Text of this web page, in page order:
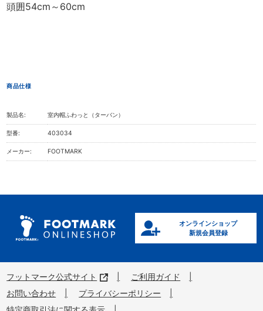
頭囲54cm～60cm
商品仕様
製品名: 室内帽ふわっと（ターバン）
型番: 403034
メーカー: FOOTMARK
オンラインショップ
新規会員登録
フットマーク公式サイト
ご利用ガイド
お問い合わせ
プライバシーポリシー